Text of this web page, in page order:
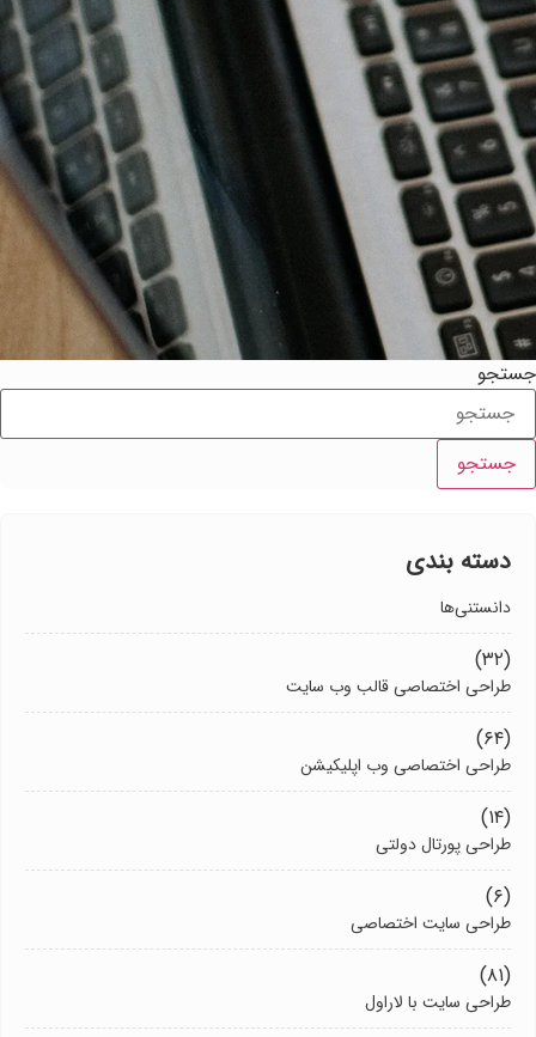
جستجو
جستجو
دسته بندی
دانستنی‌ها
(۳۲)
طراحی اختصاصی قالب وب سایت
(۶۴)
طراحی اختصاصی وب اپلیکیشن
(۱۴)
طراحی پورتال دولتی
(۶)
طراحی سایت اختصاصی
(۸۱)
طراحی سایت با لاراول